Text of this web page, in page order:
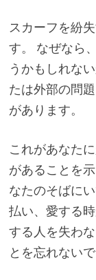
スカーフを紛
す。 なぜなら
うかもしれな
たは外部の問
があります。
これがあなた
があることを
なたのそばに
払い、愛する
する人を失わ
とを忘れないで